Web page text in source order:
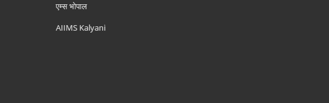
एम्‍स भोपाल
AIIMS Kalyani